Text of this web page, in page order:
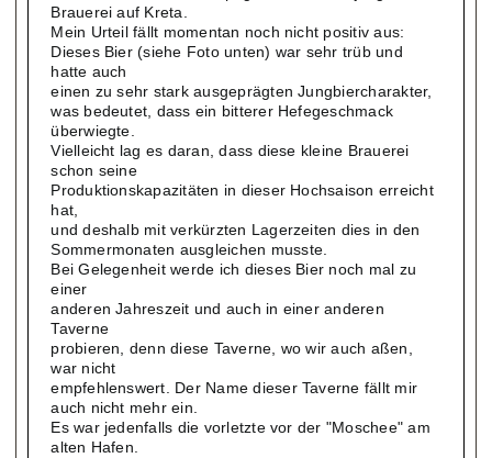
Brauerei auf Kreta.
Mein Urteil fällt momentan noch nicht positiv aus:
Dieses Bier (siehe Foto unten) war sehr trüb und
hatte auch
einen zu sehr stark ausgeprägten Jungbiercharakter,
was bedeutet, dass ein bitterer Hefegeschmack
überwiegte.
Vielleicht lag es daran, dass diese kleine Brauerei
schon seine
Produktionskapazitäten in dieser Hochsaison erreicht
hat,
und deshalb mit verkürzten Lagerzeiten dies in den
Sommermonaten ausgleichen musste.
Bei Gelegenheit werde ich dieses Bier noch mal zu
einer
anderen Jahreszeit und auch in einer anderen
Taverne
probieren, denn diese Taverne, wo wir auch aßen,
war nicht
empfehlenswert. Der Name dieser Taverne fällt mir
auch nicht mehr ein.
Es war jedenfalls die vorletzte vor der "Moschee" am
alten Hafen.